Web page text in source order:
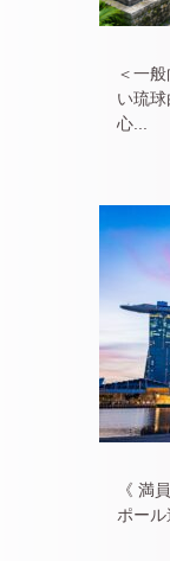
＜一
い琉
心...
《 満
ポー